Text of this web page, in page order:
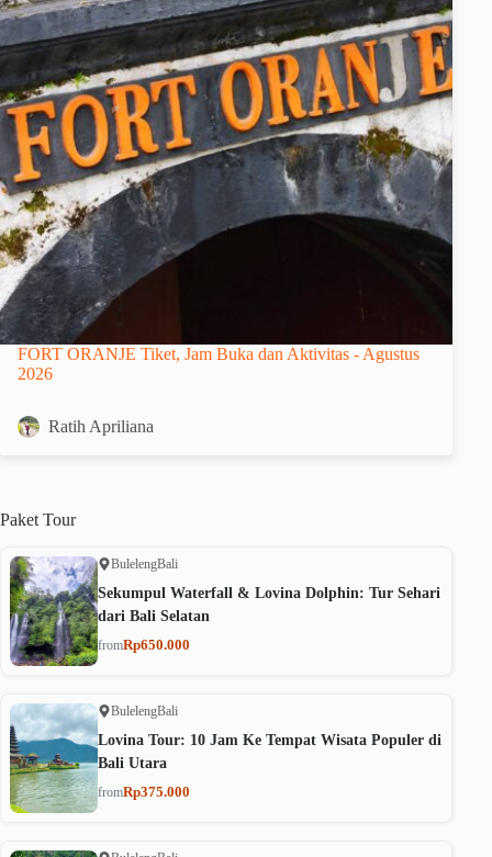
FORT ORANJE Tiket, Jam Buka dan Aktivitas - Agustus
2026
Ratih Apriliana
Paket Tour
BulelengBali
Sekumpul Waterfall & Lovina Dolphin: Tur Sehari
dari Bali Selatan
fromRp650.000
BulelengBali
Lovina Tour: 10 Jam Ke Tempat Wisata Populer di
Bali Utara
fromRp375.000